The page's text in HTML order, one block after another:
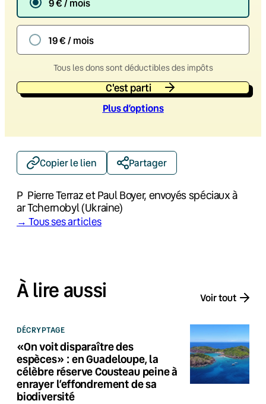
19 € / mois
Tous les dons sont déductibles des impôts
C'est parti
Plus d’options
Copier le lien Partager
P
ar
Pierre Terraz et Paul Boyer, envoyés spéciaux à
Tchernobyl (Ukraine)
→ Tous ses articles
À lire aussi Voir tout
DÉCRYPTAGE
«On voit disparaître des
espèces» : en Guadeloupe, la
célèbre réserve Cousteau peine à
enrayer l’effondrement de sa
biodiversité